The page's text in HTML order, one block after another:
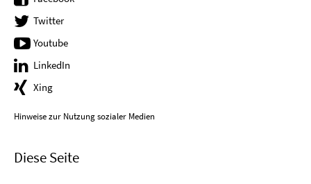
Twitter
Youtube
LinkedIn
Xing
Hinweise zur Nutzung sozialer Medien
Diese Seite